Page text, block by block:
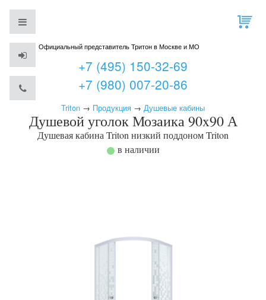
Официальный представитель Тритон в Москве и МО
+7 (495) 150-32-69
+7 (980) 007-20-86
Triton → Продукция → Душевые кабины
Душевой уголок Мозаика 90x90 А
Душевая кабина Triton низкий поддономTriton
в наличии